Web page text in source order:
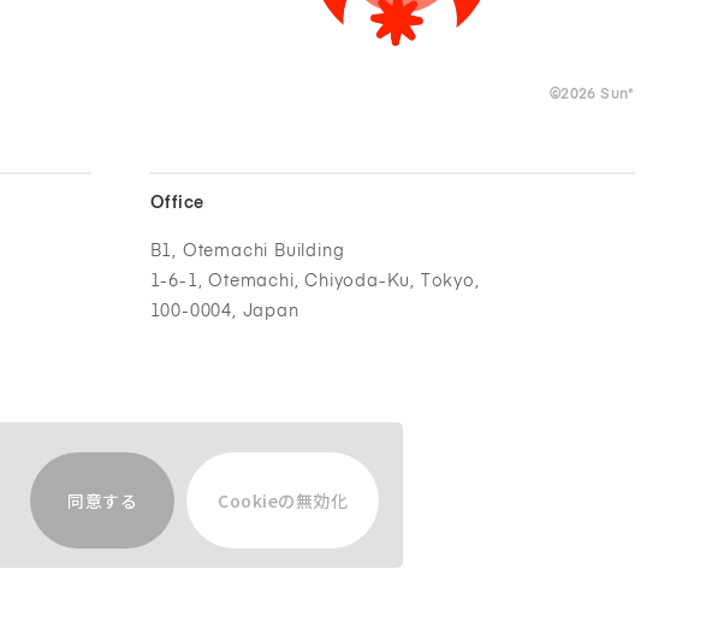
同意する Cookieの無効化
©2026 Sun*
Office
B1, Otemachi Building
1-6-1, Otemachi, Chiyoda-Ku, Tokyo,
100-0004, Japan